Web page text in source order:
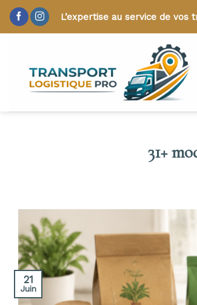
Skip
L’expertise au service de vos
31+
21
Juin